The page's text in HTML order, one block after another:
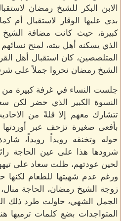
الابن البكر للشيخ رمضان
بدى عليها الوقار لاستقبال أم
كبيرة، حيث كانت مضافة
الذي يسكنه أهل بيته، لمنح
المتلصصين، كان استقبال أهل
الشيخ رمضان نحروا جملاً على
جلست النساء في غرفة كبيرة
النسوة الكبير الذي حضر لكن
تتشارك معهم إلا قلةً من
بأفعى صغيرة تزحف عبر
حوله وتخنقه رويداً رويداً،
شرودها هذا على عين الحاجة
لحين عودتهم، ظلت سعاد على
ورغم عدم شهيتها للطعام لكنها
زوجة الشيخ رمضان، الحاجة
الجمل الشهي، حاولت طرد ذلك
المتواجدات بضع كلمات ترميها